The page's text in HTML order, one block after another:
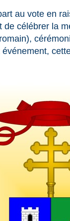
au vote en
de célébrer la